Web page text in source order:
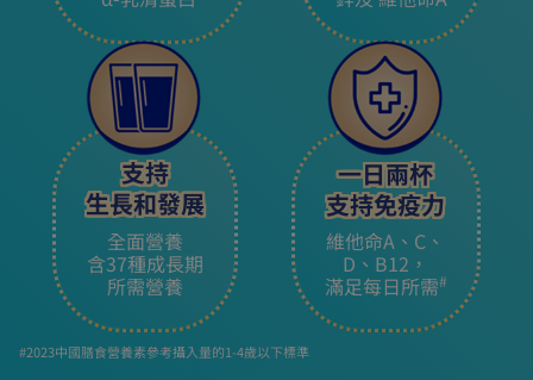
支持
生長和發展
全面營養
含37種成長期
所需營養
一日兩杯
支持免疫力
維他命A、C、
D、B12，
滿足每日所需#
#2023中國膳食營養素參考攝入量的1-4歲以下標準